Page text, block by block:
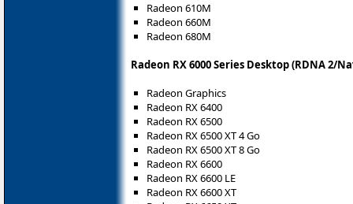
Radeon 610M
Radeon 660M
Radeon 680M
Radeon RX 6000 Series Desktop (RDNA 2/
Radeon Graphics
Radeon RX 6400
Radeon RX 6500
Radeon RX 6500 XT 4 Go
Radeon RX 6500 XT 8 Go
Radeon RX 6600
Radeon RX 6600 LE
Radeon RX 6600 XT